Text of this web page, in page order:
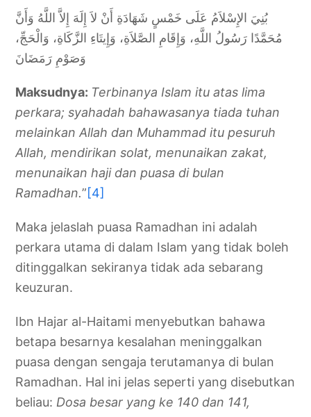
بُنِيَ الإِسْلاَمُ عَلَى خَمْسٍ شَهَادَةِ أَنْ لاَ إِلَهَ إِلاَّ اللَّهُ وَأَنَّ
مُحَمَّدًا رَسُولُ اللَّهِ، وَإِقَامِ الصَّلاَةِ، وَإِيتَاءِ الزَّكَاةِ، وَالْحَجِّ،
وَصَوْمِ رَمَضَانَ
Maksudnya: Terbinanya Islam itu atas lima
perkara; syahadah bahawasanya tiada tuhan
melainkan Allah dan Muhammad itu pesuruh
Allah, mendirikan solat, menunaikan zakat,
menunaikan haji dan puasa di bulan
Ramadhan.”[4]
Maka jelaslah puasa Ramadhan ini adalah
perkara utama di dalam Islam yang tidak boleh
ditinggalkan sekiranya tidak ada sebarang
keuzuran.
Ibn Hajar al-Haitami menyebutkan bahawa
betapa besarnya kesalahan meninggalkan
puasa dengan sengaja terutamanya di bulan
Ramadhan. Hal ini jelas seperti yang disebutkan
beliau: Dosa besar yang ke 140 dan 141,